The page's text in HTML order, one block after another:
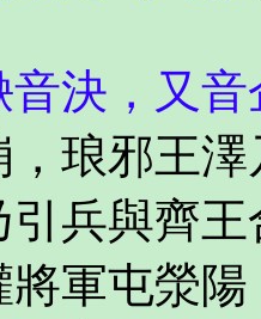
音決，又
邪王澤
引兵與齊
軍屯滎